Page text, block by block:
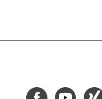
Facebook